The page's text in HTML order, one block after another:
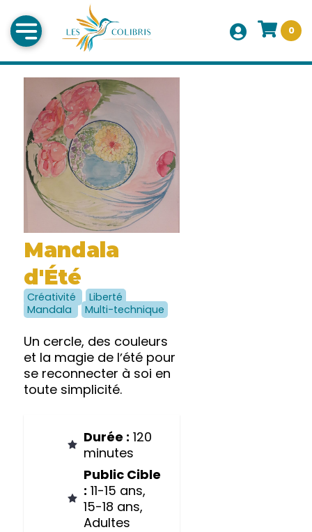
0
Mandala
d'Été
Créativité
Liberté
Mandala
Multi-technique
Un cercle, des couleurs
et la magie de lʼété pour
se reconnecter à soi en
toute simplicité.
Durée : 120
minutes
Public Cible
: 11-15 ans,
15-18 ans,
Adultes